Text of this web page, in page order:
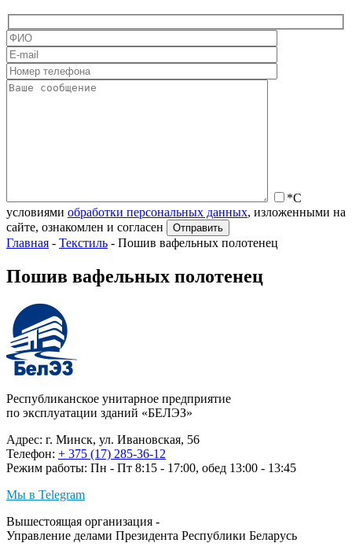
*С
условиями обработки персональных данных, изложенными на
сайте, ознакомлен и согласен
Главная - Текстиль - Пошив вафельных полотенец
Пошив вафельных полотенец
Республиканское унитарное предприятие
по эксплуатации зданий «БЕЛЭЗ»
Адрес: г. Минск, ул. Ивановская, 56
Телефон: + 375 (17) 285-36-12
Режим работы: Пн - Пт 8:15 - 17:00, обед 13:00 - 13:45
Мы в Telegram
Вышестоящая организация -
Управление делами Президента Республики Беларусь